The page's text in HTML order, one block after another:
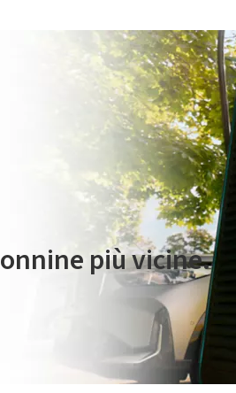
è gestito da Plenitude On The Road
più vicine.